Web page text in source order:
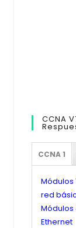
CCNA
CCNA 1
Módulos
red
Módulos
Ethernet